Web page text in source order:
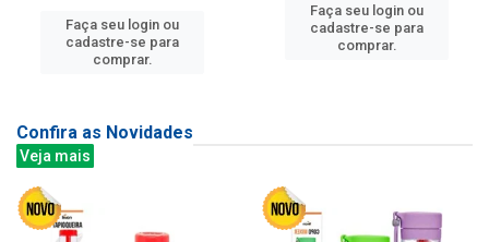
Faça seu login ou
cadastre-se para
comprar.
Faça seu login ou
cadastre-se para
comprar.
Confira as Novidades
Veja mais